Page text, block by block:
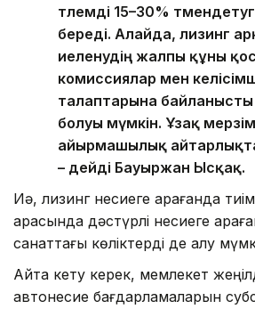
төлемді 15–30%
береді. Алайда, лизинг
иеленудің жалпы құны
комиссиялар мен
талаптарына
болуы мүмкін. Ұзақ
айырмашылық
– дейді Бауыржан Ысқақ.
Иә, лизинг несиеге қарағанда
арқасында дәстүрлі несиеге
санаттағы көліктерді де алу
Айта кету керек, мемлекет
автонесие бағдарламаларын